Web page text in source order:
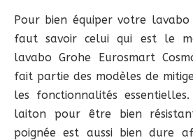
Pour bien équiper votre
faut savoir celui qui est le
lavabo Grohe Eurosmart
fait partie des modèles de
les fonctionnalités
laiton pour être bien
poignée est aussi bien dure